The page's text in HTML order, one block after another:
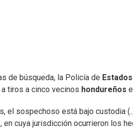
de búsqueda, la Policía de
tiros a cinco vecinos hondureños
el sospechoso está bajo custodia
, en cuya jurisdicción ocurrieron los